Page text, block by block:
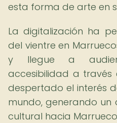
esta forma de arte en
La digitalización ha
del vientre en
y llegue a
accesibilidad a través
despertado el interés
mundo, generando un
cultural hacia